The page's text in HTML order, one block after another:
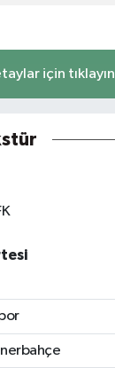
için tıklayın